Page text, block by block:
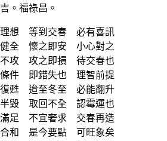
。福祿昌。
想 等到交春 必有喜訊
全 懷之即安 小心對之
攻 攻之即損 待交春也
件 即錯失也 理智前提
甦 迨至冬至 必能翻升
毀 取回不全 認霉運也
足 不宜奢求 交春再造
和 是今要點 可旺象矣